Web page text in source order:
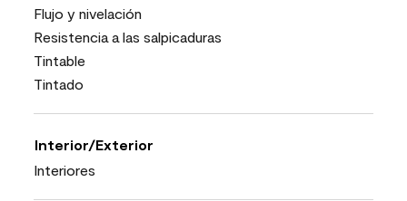
Flujo y nivelación
Resistencia a las salpicaduras
Tintable
Tintado
Interior/Exterior
Interiores